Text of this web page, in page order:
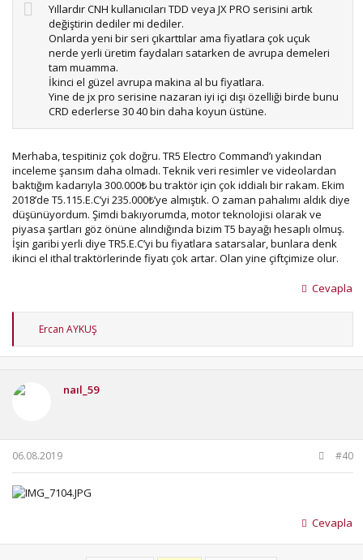
Yıllardır CNH kullanıcıları TDD veya JX PRO serisini artık
değiştirin dediler mi dediler.
Onlarda yeni bir seri çıkarttılar ama fiyatlara çok uçuk
nerde yerli üretim faydaları satarken de avrupa demeleri
tam muamma.
İkinci el güzel avrupa makina al bu fiyatlara.
Yine de jx pro serisine nazaran iyi içi dışı özelliği birde bunu
CRD ederlerse 30 40 bin daha koyun üstüne.
Merhaba, tespitiniz çok doğru. TR5 Electro Command’ı yakından
inceleme şansım daha olmadı. Teknik veri resimler ve videolardan
baktığım kadarıyla 300.000₺ bu traktör için çok iddialı bir rakam. Ekim
2018’de T5.115.E.C’yi 235.000₺’ye almıştık. O zaman pahalımı aldık diye
düşünüyordum. Şimdi bakıyorumda, motor teknolojisi olarak ve
piyasa şartları göz önüne alındığında bizim T5 bayağı hesaplı olmuş.
İşin garibi yerli diye TR5.E.C’yi bu fiyatlara satarsalar, bunlara denk
ikinci el ithal traktörlerinde fiyatı çok artar. Olan yine çiftçimize olur.
Cevapla
T
p
Ercan AYKUŞ
naıl_59
06.08.2019 #40
Cevapla